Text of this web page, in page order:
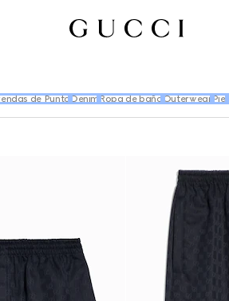
de Punto Denim Ropa de baño Outerwear Piel